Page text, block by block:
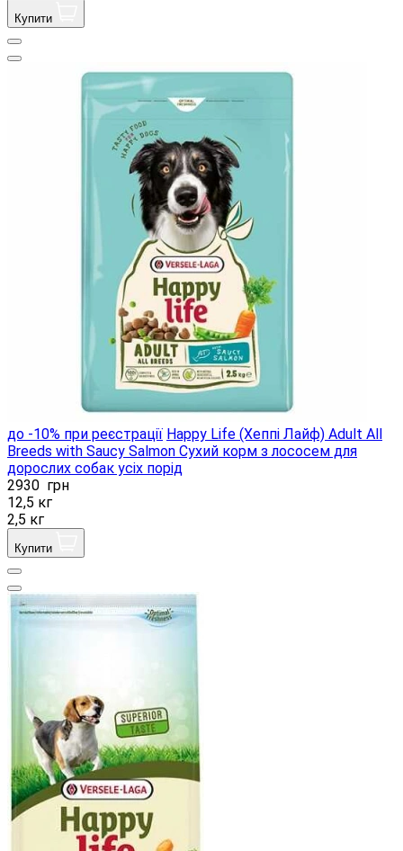
Купити
до -10% при реєстрації Happy Life (Хеппі Лайф) Adult All
Breeds with Saucy Salmon Сухий корм з лососем для
дорослих собак усіх порід
2930 грн
12,5 кг
2,5 кг
Купити